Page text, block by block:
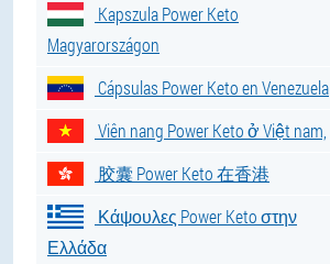
Kapszula Power Keto
Magyarországon
Cápsulas Power Keto en Venezuela
Viên nang Power Keto ở Việt nam,
胶囊 Power Keto 在香港
Κάψουλες Power Keto στην
Ελλάδα